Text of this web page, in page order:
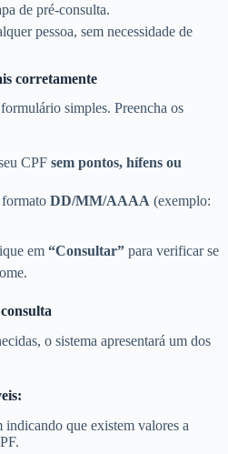
de pré-consulta.
pessoa, sem necessidade de
corretamente
simples. Preencha os
CPF sem pontos, hífens ou
DD/MM/AAAA (exemplo:
em “Consultar” para verificar se
o sistema apresentará um dos
indicando que existem valores a